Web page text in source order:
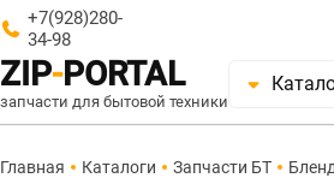
+7(928)280-
34-98
ZIP-PORTAL
запчасти для бытовой техники
Главная Каталоги Запчасти БТ